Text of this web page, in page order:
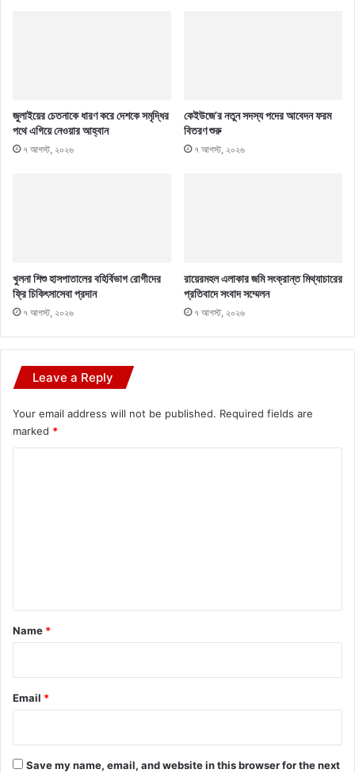
জুলাইয়ের চেতনাকে ধারণ করে দেশকে সমৃদ্ধির
পথে এগিয়ে নেওয়ার আহ্বান
৭ আগস্ট, ২০২৬
কেইউজে’র নতুন সদস্য পদের আবেদন ফরম
বিতরণ শুরু
৭ আগস্ট, ২০২৬
খুলনা শিশু হাসপাতালের বহির্বিভাগ রোগীদের
ফ্রি চিকিৎসাসেবা প্রদান
৭ আগস্ট, ২০২৬
রায়েরমহল এলাকার জমি সংক্রান্ত মিথ্যাচারের
প্রতিবাদে সংবাদ সম্মেলন
৭ আগস্ট, ২০২৬
Leave a Reply
Your email address will not be published. Required fields are
marked *
*
Name *
Email *
Save my name, email, and website in this browser for the next